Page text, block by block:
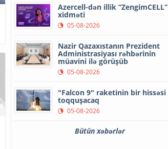
Azercell-dən illik “ZengimCELL”
xidməti
05-08-2026
Nazir Qazaxıstanın Prezident
Administrasiyası rəhbərinin
müavini ilə görüşüb
05-08-2026
"Falcon 9" raketinin bir hissəsi
toqquşacaq
05-08-2026
Bütün xəbərlər